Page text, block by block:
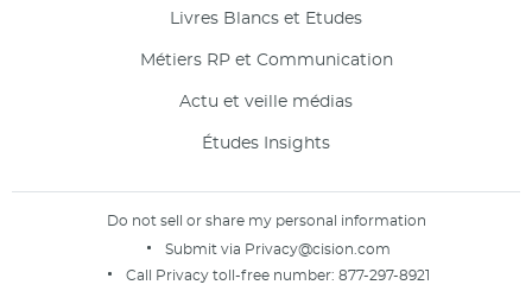
Livres Blancs et Etudes
Métiers RP et Communication
Actu et veille médias
Études Insights
Do not sell or share my personal information
Submit via Privacy@cision.com
Call Privacy toll-free number: 877-297-8921